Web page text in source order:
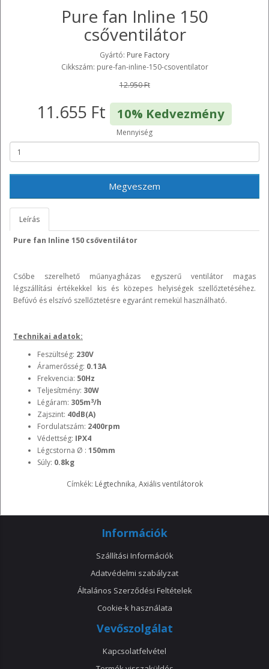
Pure fan Inline 150
csőventilátor
Gyártó: Pure Factory
Cikkszám: pure-fan-inline-150-csoventilator
12.950 Ft
11.655 Ft 10% Kedvezmény
Mennyiség
Megveszem
Leírás
Pure fan Inline 150 csőventilátor
Csőbe szerelhető műanyagházas egyszerű ventilátor magas
légszállítási értékekkel kis és közepes helyiségek szellőztetéséhez.
Befúvó és elszívó szellőztetésre egyaránt remekül használható.
Technikai adatok:
Feszültség: 230V
Áramerősség: 0.13A
Frekvencia: 50Hz
Teljesítmény: 30W
Légáram: 305m3/h
Zajszint: 40dB(A)
Fordulatszám: 2400rpm
Védettség: IPX4
Légcstorna Ø : 150mm
Súly: 0.8kg
Címkék: Légtechnika, Axiális ventilátorok
Információk
Szállítási Információk
Adatvédelmi szabályzat
Általános Szerződési Feltételek
Cookie-k használata
Vevőszolgálat
Kapcsolatfelvétel